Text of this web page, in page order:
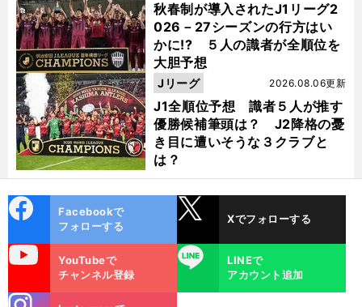
秋春制が導入されたJ1リーグ2
026－27シーズンの行方はい
かに!? ５人の識者が全順位を
大胆予想
J1全順位予想 識者５人が推す
優勝候補筆頭は？ J2降格の憂
き目に遭いそうな３クラブと
は？
2026.08.06更新
Jリーグ
ok
Facebookで
フォローする
Xでフォローする
YouTubeで
チャンネル登録
LINE
LINEで
アカウント追加